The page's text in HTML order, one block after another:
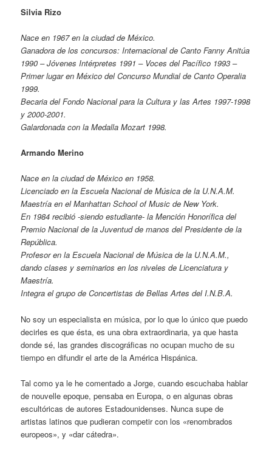
Silvia Rizo
Nace en 1967 en la ciudad de México.
Ganadora de los concursos: Internacional de Canto Fanny Anitúa
1990 – Jóvenes Intérpretes 1991 – Voces del Pacífico 1993 –
Primer lugar en México del Concurso Mundial de Canto Operalia
1999.
Becaria del Fondo Nacional para la Cultura y las Artes 1997-1998
y 2000-2001.
Galardonada con la Medalla Mozart 1998.
Armando Merino
Nace en la ciudad de México en 1958.
Licenciado en la Escuela Nacional de Música de la U.N.A.M.
Maestría en el Manhattan School of Music de New York.
En 1984 recibió -siendo estudiante- la Mención Honorífica del
Premio Nacional de la Juventud de manos del Presidente de la
República.
Profesor en la Escuela Nacional de Música de la U.N.A.M.,
dando clases y seminarios en los niveles de Licenciatura y
Maestría.
Integra el grupo de Concertistas de Bellas Artes del I.N.B.A.
No soy un especialista en música, por lo que lo único que puedo
decirles es que ésta, es una obra extraordinaria, ya que hasta
donde sé, las grandes discográficas no ocupan mucho de su
tiempo en difundir el arte de la América Hispánica.
Tal como ya le he comentado a Jorge, cuando escuchaba hablar
de nouvelle epoque, pensaba en Europa, o en algunas obras
escultóricas de autores Estadounidenses. Nunca supe de
artistas latinos que pudieran competir con los «renombrados
europeos», y «dar cátedra».